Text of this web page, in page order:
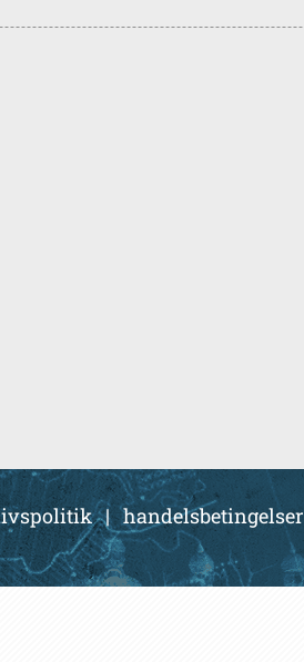
|handelsbetingelser